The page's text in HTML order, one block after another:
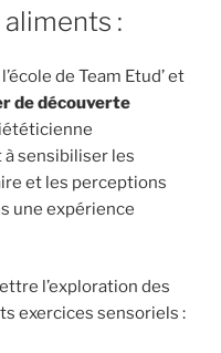
:
de Team Etud’ et
de découverte
sensibiliser les
et les perceptions
une expérience
l’exploration des
exercices sensoriels :